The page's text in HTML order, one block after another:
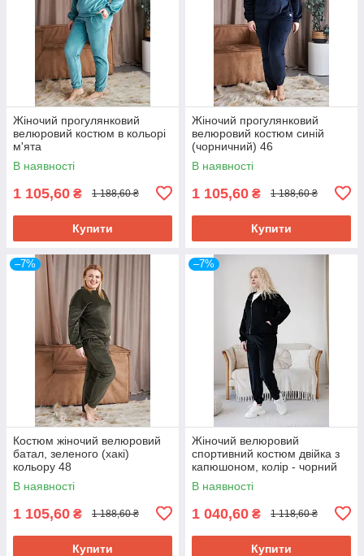
Жіночий прогулянковий
велюровий костюм в кольорі
м'ята
В наявності
1 105,60 ₴ 1 188,60 ₴
Купити
Жіночий прогулянковий
велюровий костюм синій
(чорничний) 46
В наявності
1 105,60 ₴ 1 188,60 ₴
Купити
–7%
Костюм жіночий велюровий
батал, зеленого (хакі)
кольору 48
В наявності
1 105,60 ₴ 1 188,60 ₴
Купити
–7%
Жіночий велюровий
спортивний костюм двійка з
капюшоном, колір - чорний
48
В наявності
1 040,60 ₴ 1 118,60 ₴
Купити